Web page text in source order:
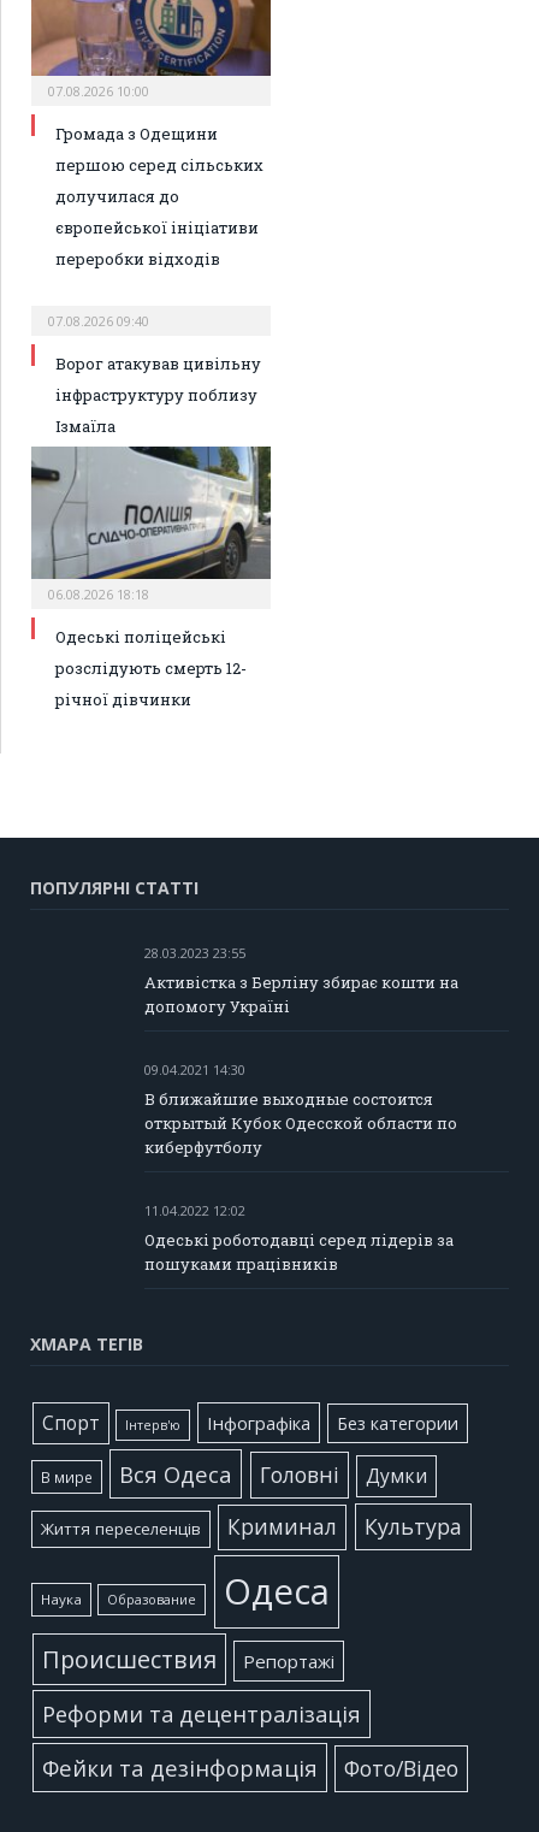
07.08.2026 10:00
Громада з Одещини
першою серед сільських
долучилася до
європейської ініціативи
переробки відходів
07.08.2026 09:40
Ворог атакував цивільну
інфраструктуру поблизу
Ізмаїла
06.08.2026 18:18
Одеські поліцейські
розслідують смерть 12-
річної дівчинки
ПОПУЛЯРНІ СТАТТІ
28.03.2023 23:55
Активістка з Берліну збирає кошти на
допомогу Україні
09.04.2021 14:30
В ближайшие выходные состоится
открытый Кубок Одесской области по
киберфутболу
11.04.2022 12:02
Одеські роботодавці серед лідерів за
пошуками працівників
ХМАРА ТЕГІВ
Cпорт Інтерв'ю Інфографіка Без категории
В мире Вся Одеса Головні Думки
Життя переселенців Криминал Культура
Наука Образование Одеса
Происшествия Репортажі
Реформи та децентралізація
Фейки та дезінформація
Фото/Відео